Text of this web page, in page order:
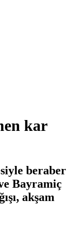
kar
beraber
Bayramiç
akşam